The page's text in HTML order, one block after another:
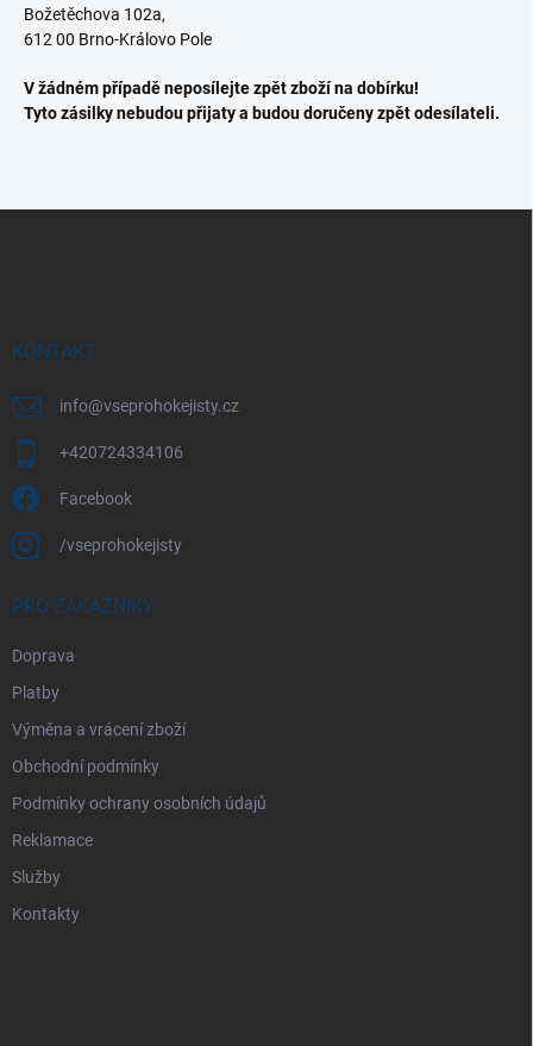
Božetěchova 102a,
612 00 Brno-Královo Pole
V žádném případě neposílejte zpět zboží na dobírku!
Tyto zásilky nebudou přijaty a budou doručeny zpět odesílateli.
KONTAKT
info@vseprohokejisty.cz
+420724334106
Facebook
/vseprohokejisty
PRO ZÁKAZNÍKY
Doprava
Platby
Výměna a vrácení zboží
Obchodní podmínky
Podmínky ochrany osobních údajů
Reklamace
Služby
Kontakty